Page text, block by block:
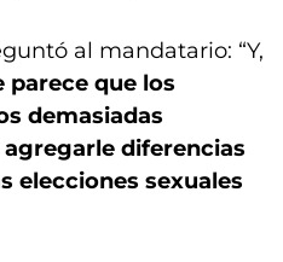
al mandatario: “Y,
parece que los
demasiadas
diferencias
elecciones sexuales